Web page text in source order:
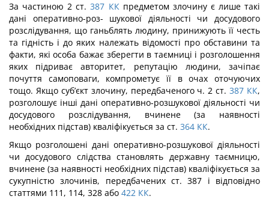
За частиною 2 ст. 387 ККпредметом злочину є лише такі
дані оперативно-роз- шукової діяльності чи досудового
розслідування, що ганьблять людину, принижують її честь
та гідність і до яких належать відомості про обставини та
факти, які особа бажає зберегти в таємниці і розголошення
яких підриває авторитет, репутацію люди­ни, зачіпає
почуття самоповаги, компрометує її в очах оточуючих
тощо. Якщо суб’єкт злочину, передбаченого ч. 2 ст. 387 КК,
розголошує інші дані оперативно-розшукової діяльності чи
досудового розслідування, вчинене (за наявності
необхідних підстав) кваліфікується за ст. 364 КК.
Якщо розголошені дані оперативно-розшукової діяльності
чи досудового слід­ства становлять державну таємницю,
вчинене (за наявності необхідних підстав) ква­ліфікується за
сукупністю злочинів, передбачених ст. 387 і відповідно
статтями 111, 114, 328 або 422 КК.